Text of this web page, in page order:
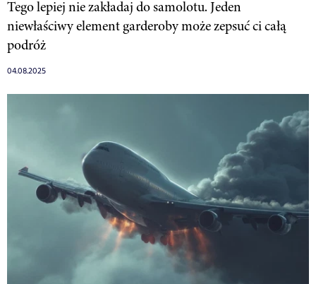
Tego lepiej nie zakładaj do samolotu. Jeden
niewłaściwy element garderoby może zepsuć ci całą
podróż
04.08.2025